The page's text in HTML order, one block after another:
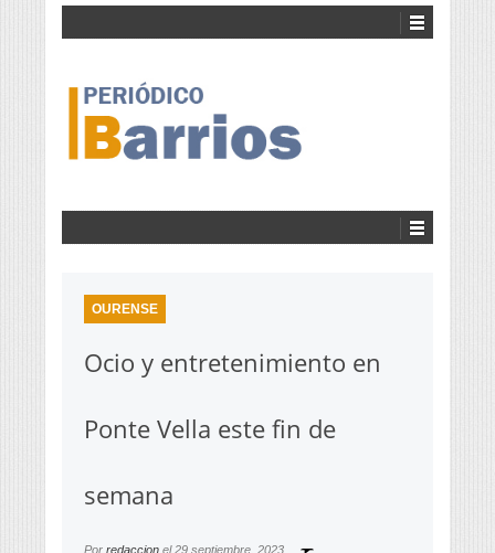
OURENSE
Ocio y entretenimiento en
Ponte Vella este fin de
semana
Por redaccion el29 septiembre, 2023